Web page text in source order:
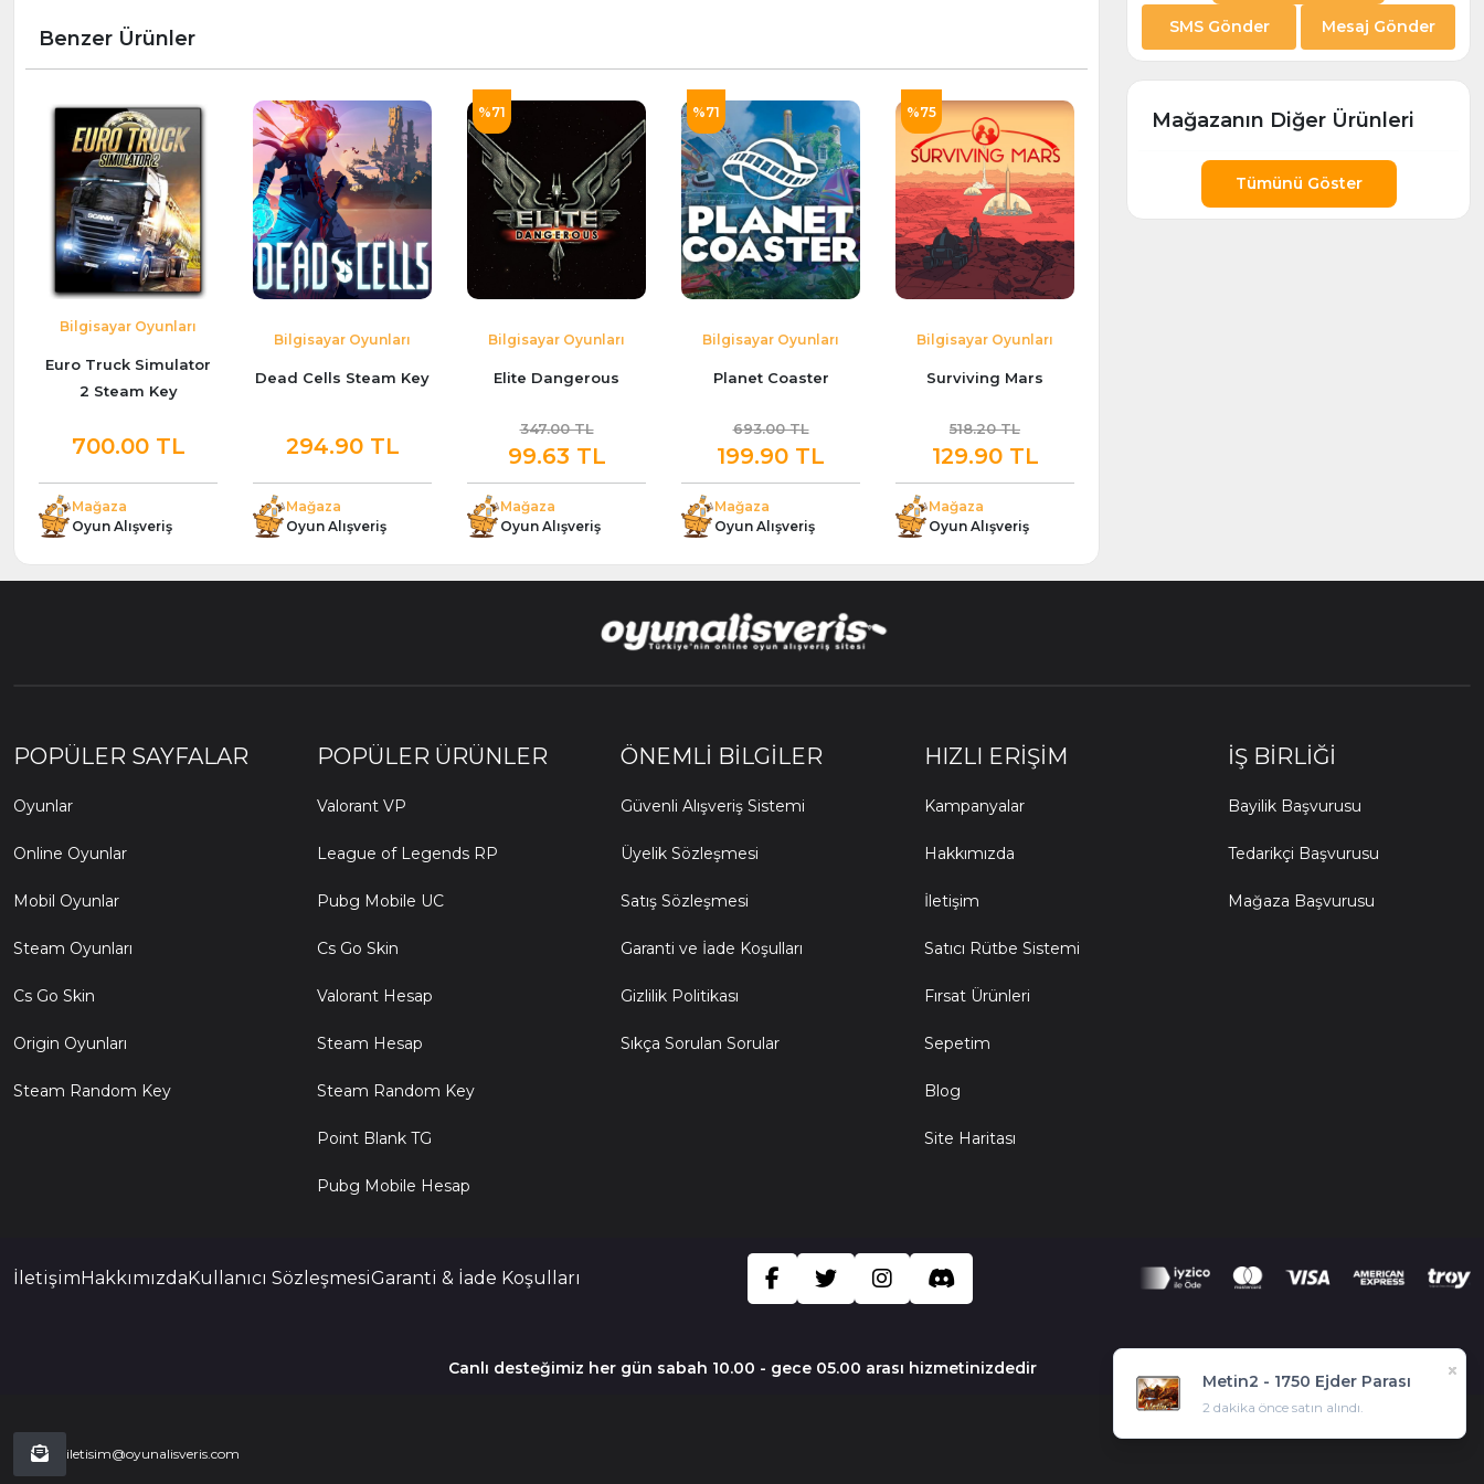
Benzer Ürünler
Bilgisayar Oyunları
Euro Truck Simulator
2 Steam Key
700.00 TL
Mağaza
Oyun Alışveriş
Bilgisayar Oyunları
Dead Cells Steam Key
294.90 TL
Mağaza
Oyun Alışveriş
%71
Bilgisayar Oyunları
Elite Dangerous
347.00 TL
99.63 TL
Mağaza
Oyun Alışveriş
%71
Bilgisayar Oyunları
Planet Coaster
693.00 TL
199.90 TL
Mağaza
Oyun Alışveriş
%75
Bilgisayar Oyunları
Surviving Mars
518.20 TL
129.90 TL
Mağaza
Oyun Alışveriş
SMS Gönder Mesaj Gönder
Mağazanın Diğer Ürünleri
Tümünü Göster
Metin2 - 1750 Ejder Parası
2 dakika önce satın alındı.
×
×
×
×
×
×
×
×
×
×
×
×
×
×
×
×
×
×
×
×
×
×
×
×
×
×
×
×
×
×
×
×
×
×
×
×
×
×
×
×
×
×
×
×
×
×
×
×
×
×
×
×
×
×
×
×
×
×
×
×
×
×
×
×
×
×
×
×
×
×
×
×
×
×
×
×
×
×
×
×
POPÜLER SAYFALAR
Oyunlar
Online Oyunlar
Mobil Oyunlar
Steam Oyunları
Cs Go Skin
Origin Oyunları
Steam Random Key
POPÜLER ÜRÜNLER
Valorant VP
League of Legends RP
Pubg Mobile UC
Cs Go Skin
Valorant Hesap
Steam Hesap
Steam Random Key
Point Blank TG
Pubg Mobile Hesap
ÖNEMLI BILGILER
Güvenli Alışveriş Sistemi
Üyelik Sözleşmesi
Satış Sözleşmesi
Garanti ve İade Koşulları
Gizlilik Politikası
Sıkça Sorulan Sorular
HIZLI ERIŞIM
Kampanyalar
Hakkımızda
İletişim
Satıcı Rütbe Sistemi
Fırsat Ürünleri
Sepetim
Blog
Site Haritası
İŞ BIRLIĞI
Bayilik Başvurusu
Tedarikçi Başvurusu
Mağaza Başvurusu
İletişimHakkımızdaKullanıcı SözleşmesiGaranti & İade Koşulları
Canlı desteğimiz her gün sabah 10.00 - gece 05.00 arası hizmetinizdedir
iletisim@oyunalisveris.com